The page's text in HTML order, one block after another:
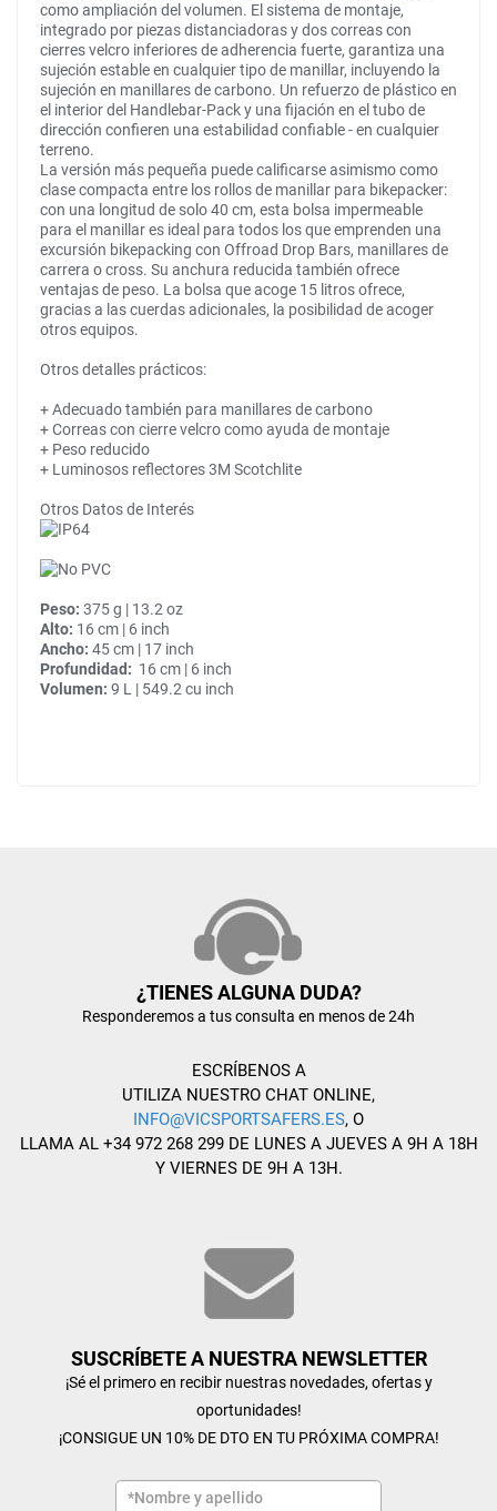
como ampliación del volumen. El sistema de montaje,
integrado por piezas distanciadoras y dos correas con
cierres velcro inferiores de adherencia fuerte, garantiza una
sujeción estable en cualquier tipo de manillar, incluyendo la
sujeción en manillares de carbono. Un refuerzo de plástico en
el interior del Handlebar-Pack y una fijación en el tubo de
dirección confieren una estabilidad confiable - en cualquier
terreno.
La versión más pequeña puede calificarse asimismo como
clase compacta entre los rollos de manillar para bikepacker:
con una longitud de solo 40 cm, esta bolsa impermeable
para el manillar es ideal para todos los que emprenden una
excursión bikepacking con Offroad Drop Bars, manillares de
carrera o cross. Su anchura reducida también ofrece
ventajas de peso. La bolsa que acoge 15 litros ofrece,
gracias a las cuerdas adicionales, la posibilidad de acoger
otros equipos.
Otros detalles prácticos:
+ Adecuado también para manillares de carbono
+ Correas con cierre velcro como ayuda de montaje
+ Peso reducido
+ Luminosos reflectores 3M Scotchlite
Otros Datos de Interés
Peso: 375 g | 13.2 oz
Alto: 16 cm | 6 inch
Ancho: 45 cm | 17 inch
Profundidad: 16 cm | 6 inch
Volumen: 9 L | 549.2 cu inch
¿TIENES ALGUNA DUDA?
Responderemos a tus consulta en menos de 24h
ESCRÍBENOS A
UTILIZA NUESTRO CHAT ONLINE,
INFO@VICSPORTSAFERS.ES, O
LLAMA AL +34 972 268 299 DE LUNES A JUEVES A 9H A 18H
Y VIERNES DE 9H A 13H.
SUSCRÍBETE A NUESTRA NEWSLETTER
¡Sé el primero en recibir nuestras novedades, ofertas y
oportunidades!
¡CONSIGUE UN 10% DE DTO EN TU PRÓXIMA COMPRA!